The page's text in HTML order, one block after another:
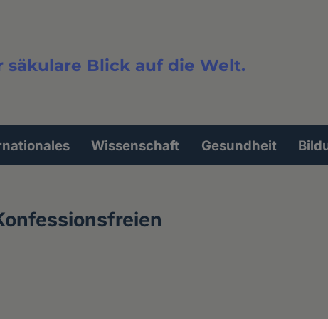
säkulare Blick auf die Welt.
Wissenschaft Gesundheit